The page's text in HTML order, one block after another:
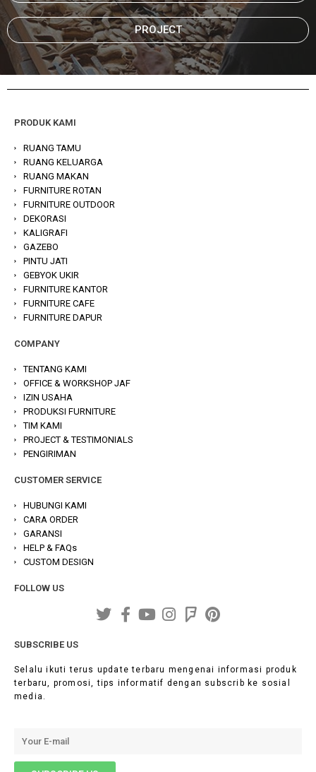
PROJECT
PRODUK KAMI
RUANG TAMU
RUANG KELUARGA
RUANG MAKAN
FURNITURE ROTAN
FURNITURE OUTDOOR
DEKORASI
KALIGRAFI
GAZEBO
PINTU JATI
GEBYOK UKIR
FURNITURE KANTOR
FURNITURE CAFE
FURNITURE DAPUR
COMPANY
TENTANG KAMI
OFFICE & WORKSHOP JAF
IZIN USAHA
PRODUKSI FURNITURE
TIM KAMI
PROJECT & TESTIMONIALS
PENGIRIMAN
CUSTOMER SERVICE
HUBUNGI KAMI
CARA ORDER
GARANSI
HELP & FAQs
CUSTOM DESIGN
FOLLOW US
SUBSCRIBE US
Selalu ikuti terus update terbaru mengenai informasi produk
terbaru, promosi, tips informatif dengan subscrib ke sosial
media.